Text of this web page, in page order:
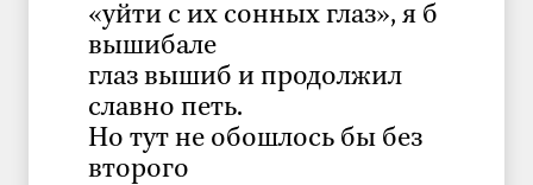
«уйти с их сонных глаз», я б
вышибале
глаз вышиб и продолжил
славно петь.
Но тут не обошлось бы без
второго